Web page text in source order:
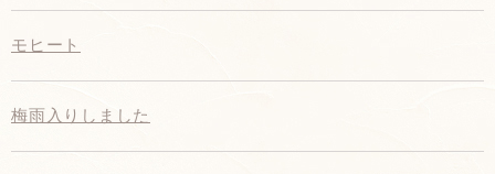
モヒート
梅雨入りしました